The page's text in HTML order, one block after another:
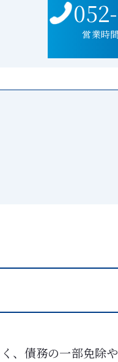
営業時
、債務の一部免除